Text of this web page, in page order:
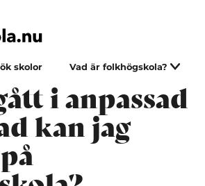
skolor Vad är folkhögskola?
i anpassad
kan jag